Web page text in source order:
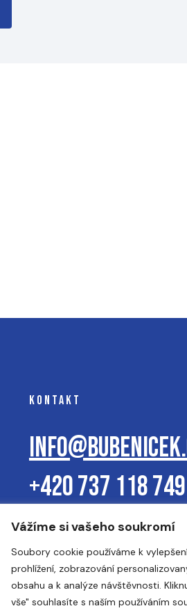
Vážíme si vašeho soukromí
Soubory cookie používáme k
prohlížení, zobrazování
obsahu a k analýze návštěvnosti.
vše" souhlasíte s naším používáním
KONTAKT
+420 737 118 749
Tato stránka je chráněna s reCAPTCHA.